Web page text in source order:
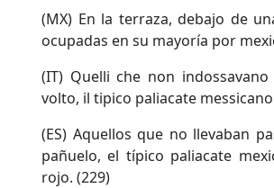
(MX) En la terraza, debajo de
ocupadas en su mayoría por
(IT) Quelli che non
volto, il tipico paliacate messicano
(ES) Aquellos que no llevaban
pañuelo, el típico paliacate
rojo. (229)